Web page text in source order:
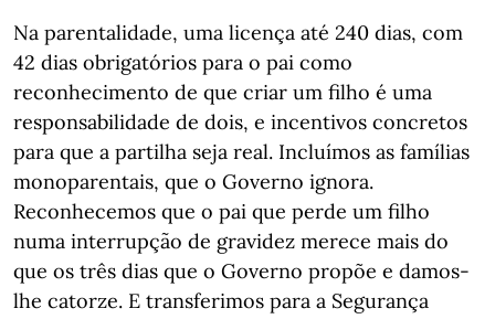
Na parentalidade, uma licença até 240 dias, com
42 dias obrigatórios para o pai como
reconhecimento de que criar um filho é uma
responsabilidade de dois, e incentivos concretos
para que a partilha seja real. Incluímos as famílias
monoparentais, que o Governo ignora.
Reconhecemos que o pai que perde um filho
numa interrupção de gravidez merece mais do
que os três dias que o Governo propõe e damos-
lhe catorze. E transferimos para a Segurança